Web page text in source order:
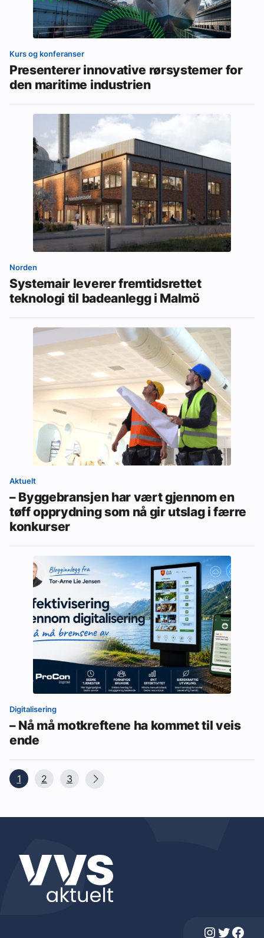
Kurs og konferanser
Presenterer innovative rørsystemer for
den maritime industrien
Norden
Systemair leverer fremtidsrettet
teknologi til badeanlegg i Malmö
Aktuelt
– Byggebransjen har vært gjennom en
tøff opprydning som nå gir utslag i færre
konkurser
Digitalisering
– Nå må motkreftene ha kommet til veis
ende
1 2 3
Instagram Twitter Facebook